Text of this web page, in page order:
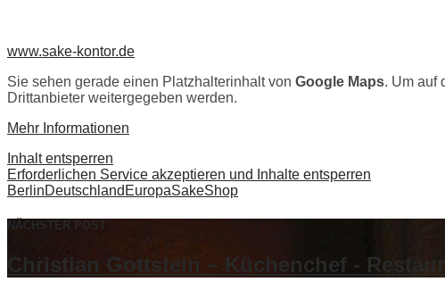
www.sake-kontor.de
Sie sehen gerade einen Platzhalterinhalt von Google Maps. Um auf
Drittanbieter weitergegeben werden.
Mehr Informationen
Inhalt entsperren
Erforderlichen Service akzeptieren und Inhalte entsperren
BerlinDeutschland EuropaSakeShop
NÄCHSTER POST
Christian Gottstein – Küchenchef -